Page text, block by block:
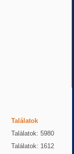
Találatok
Találatok: 5980
Találatok: 1612